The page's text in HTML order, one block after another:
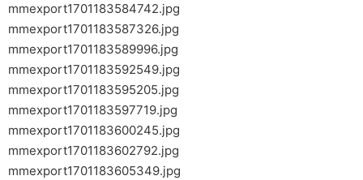
mmexport1701183584742.jpg
mmexport1701183587326.jpg
mmexport1701183589996.jpg
mmexport1701183592549.jpg
mmexport1701183595205.jpg
mmexport1701183597719.jpg
mmexport1701183600245.jpg
mmexport1701183602792.jpg
mmexport1701183605349.jpg